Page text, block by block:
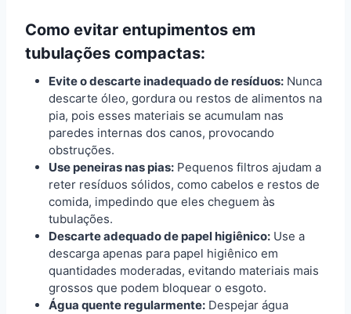
Como evitar entupimentos em
tubulações compactas:
Evite o descarte inadequado de resíduos: Nunca
descarte óleo, gordura ou restos de alimentos na
pia, pois esses materiais se acumulam nas
paredes internas dos canos, provocando
obstruções.
Use peneiras nas pias: Pequenos filtros ajudam a
reter resíduos sólidos, como cabelos e restos de
comida, impedindo que eles cheguem às
tubulações.
Descarte adequado de papel higiênico: Use a
descarga apenas para papel higiênico em
quantidades moderadas, evitando materiais mais
grossos que podem bloquear o esgoto.
Água quente regularmente: Despejar água